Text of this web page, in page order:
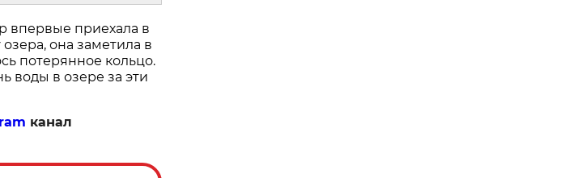
впервые приехала в
она заметила в
потерянное кольцо.
воды в озере за эти
канал